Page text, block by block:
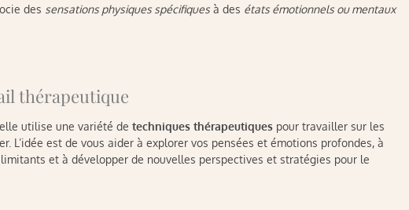
des sensations physiques spécifiques à des états émotionnels ou mentaux
thérapeutique
utilise une variété de techniques thérapeutiques pour travailler sur les
L’idée est de vous aider à explorer vos pensées et émotions profondes, à
limitants et à développer de nouvelles perspectives et stratégies pour le